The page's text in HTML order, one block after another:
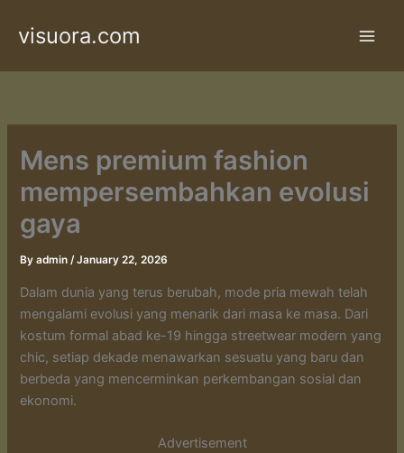
visuora.com
Mens premium fashion
mempersembahkan evolusi
gaya
Byadmin/January 22, 2026
Dalam dunia yang terus berubah, mode pria mewah telah
mengalami evolusi yang menarik dari masa ke masa. Dari
kostum formal abad ke-19 hingga streetwear modern yang
chic, setiap dekade menawarkan sesuatu yang baru dan
berbeda yang mencerminkan perkembangan sosial dan
ekonomi.
Advertisement